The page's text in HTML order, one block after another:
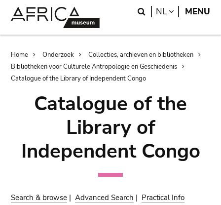
Search
NL LANGUAGE
MENU
Breadcrumb
Home Onderzoek
Collecties, archieven en bibliotheken
Bibliotheken voor Culturele Antropologie en Geschiedenis
Catalogue of the Library of Independent Congo
Catalogue of the
Library of
Independent Congo
Search & browse |Advanced Search | Practical Info